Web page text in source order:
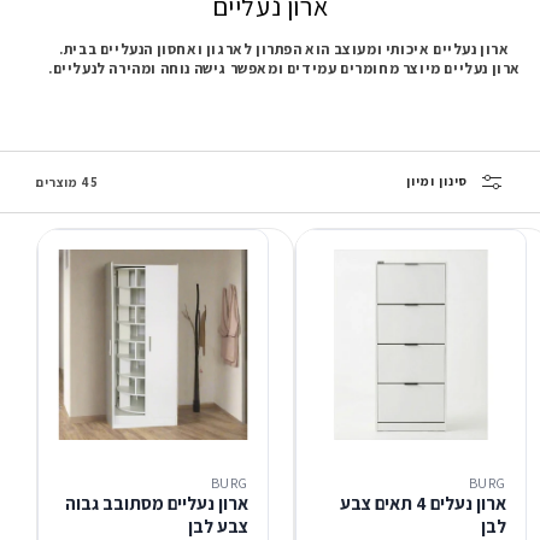
ארון נעליים איכותי ומעוצב הוא הפתרון לארגון ואחסון הנעליים בבית.
ארון נעליים מיוצר מחומרים עמידים ומאפשר גישה נוחה ומהירה לנעליים.
סינון ומיון 45 מוצרים
BURG
ארון נעלים 4 תאים צבע
לבן
BURG
ארון נעליים מסתובב גבוה
צבע לבן